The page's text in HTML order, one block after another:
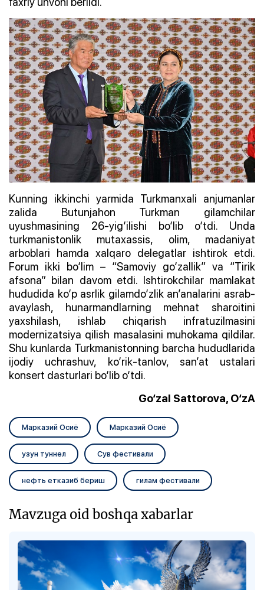
Kunning ikkinchi yarmida Turkmanxali anjumanlar
zalida Butunjahon Turkman gilamchilar
uyushmasining 26-yig‘ilishi bo‘lib o‘tdi. Unda
turkmanistonlik mutaxassis, olim, madaniyat
arboblari hamda xalqaro delegatlar ishtirok etdi.
Forum ikki bo‘lim – “Samoviy go‘zallik” va “Tirik
afsona” bilan davom etdi. Ishtirokchilar mamlakat
hududida ko‘p asrlik gilamdo‘zlik an’analarini asrab-
avaylash, hunarmandlarning mehnat sharoitini
yaxshilash, ishlab chiqarish infratuzilmasini
modernizatsiya qilish masalasini muhokama qildilar.
Shu kunlarda Turkmanistonning barcha hududlarida
ijodiy uchrashuv, ko‘rik-tanlov, san’at ustalari
konsert dasturlari bo‘lib o‘tdi.
Go‘zal Sattorova, O‘zA
Марказий Осиё Марказий Осиё
узун туннел Сув фестивали
нефть етказиб бериш гилам фестивали
Mavzuga oid boshqa xabarlar